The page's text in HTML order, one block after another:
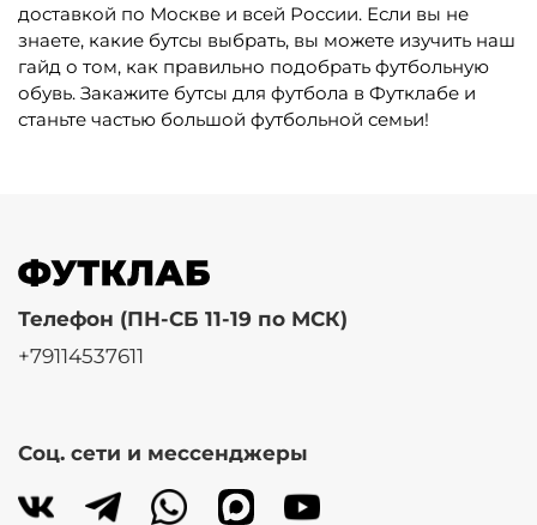
доставкой по Москве и всей России. Если вы не
знаете, какие бутсы выбрать, вы можете изучить наш
гайд о том, как правильно подобрать футбольную
обувь. Закажите бутсы для футбола в Футклабе и
станьте частью большой футбольной семьи!
Телефон (ПН-СБ 11-19 по МСК)
+79114537611
Соц. сети и мессенджеры